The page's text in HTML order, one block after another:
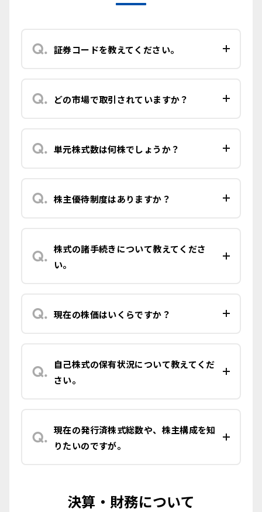
証券コードを教えてください。
どの市場で取引されていますか？
単元株式数は何株でしょうか？
株主優待制度はありますか？
株式の諸手続きについて教えてくださ
い。
現在の株価はいくらですか？
自己株式の保有状況について教えてくだ
さい。
現在の発行済株式総数や、株主構成を知
りたいのですが。
決算・財務について